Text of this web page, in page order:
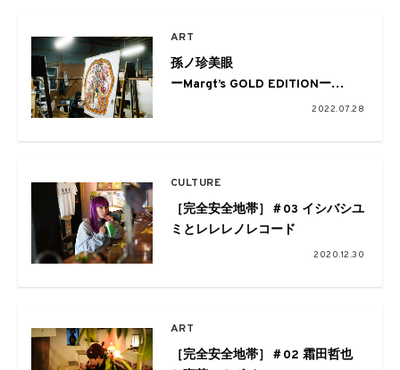
ART
孫ノ珍美眼
ーMargt’s GOLD EDITIONー
職人の技キラリ☆カオスが花咲く
2022.07.28
CULTURE
［完全安全地帯］＃03 イシバシユ
ミとレレレノレコード
2020.12.30
ART
［完全安全地帯］＃02 霜田哲也